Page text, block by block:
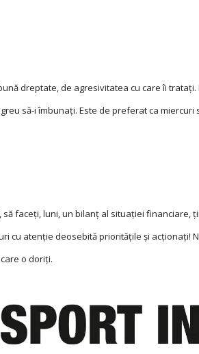
dreptate, de agresivitatea cu care îi
să-i îmbunaţi. Este de preferat ca
să faceţi, luni, un bilanţ al situaţiei financiare,
cu atenţie deosebită priorităţile şi acţionaţi!
o doriţi.